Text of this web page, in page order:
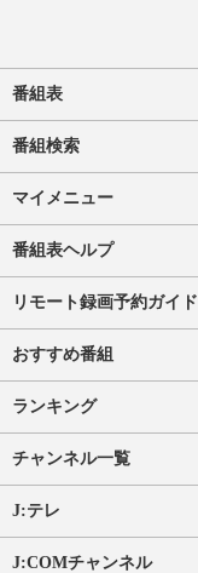
番組表
番組検索
マイメニュー
番組表ヘルプ
リモート録画予約ガイド
おすすめ番組
ランキング
チャンネル一覧
J:テレ
J:COMチャンネル